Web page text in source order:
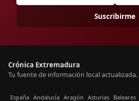
Suscribirme
Crónica Extremadura
Tu fuente de información local actualizada.
España Andalucía Aragón Asturias Baleares